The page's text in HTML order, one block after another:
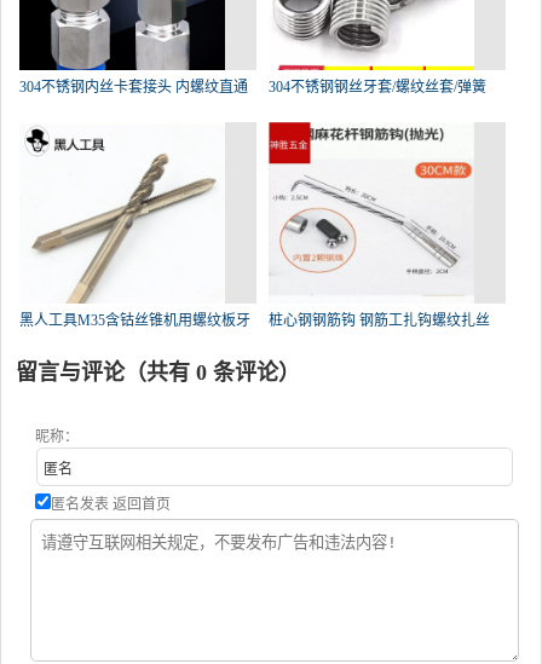
304不锈钢内丝卡套接头 内螺纹直通 304不锈钢钢丝牙套/螺纹丝套/弹簧
黑人工具M35含钴丝锥机用螺纹板牙 桩心钢钢筋钩 钢筋工扎钩螺纹扎丝
留言与评论（共有 0 条评论）
昵称：
匿名发表 返回首页